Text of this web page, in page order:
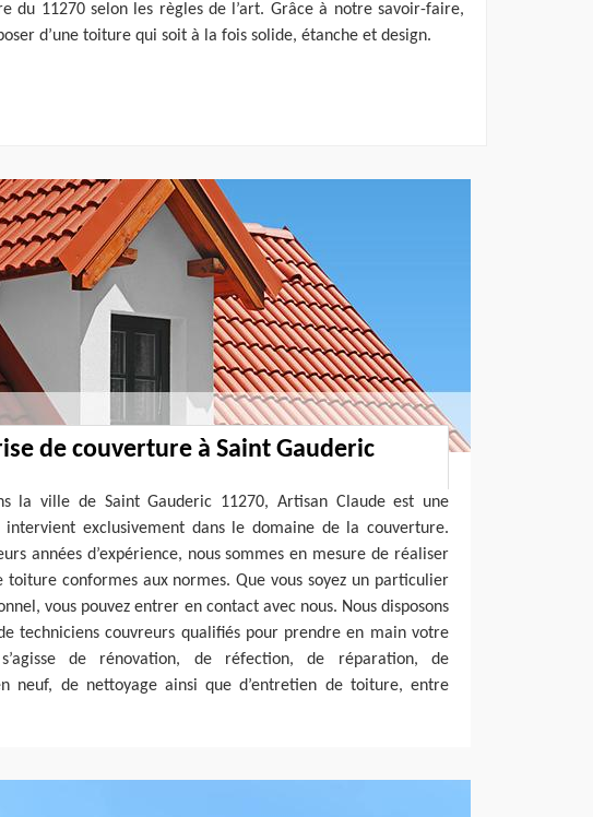
du 11270 selon les règles de l’art. Grâce à notre savoir-faire,
d’une toiture qui soit à la fois solide, étanche et design.
de couverture à Saint Gauderic
la ville de Saint Gauderic 11270, Artisan Claude est une
intervient exclusivement dans le domaine de la couverture.
années d’expérience, nous sommes en mesure de réaliser
toiture conformes aux normes. Que vous soyez un particulier
vous pouvez entrer en contact avec nous. Nous disposons
techniciens couvreurs qualifiés pour prendre en main votre
de rénovation, de réfection, de réparation, de
neuf, de nettoyage ainsi que d’entretien de toiture, entre